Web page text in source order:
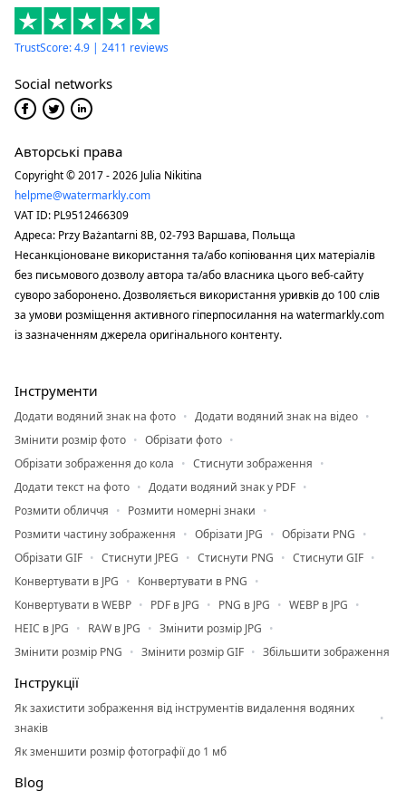
TrustScore: 4.9 | 2411 reviews
Social networks
Авторські права
Copyright © 2017 - 2026 Julia Nikitina
helpme@watermarkly.com
VAT ID: PL9512466309
Адреса: Przy Bażantarni 8B, 02-793 Варшава, Польща
Несанкціоноване використання та/або копіювання цих матеріалів
без письмового дозволу автора та/або власника цього веб-сайту
суворо заборонено. Дозволяється використання уривків до 100 слів
за умови розміщення активного гіперпосилання на watermarkly.com
із зазначенням джерела оригінального контенту.
Інструменти
Додати водяний знак на фото
Додати водяний знак на відео
Змінити розмір фото
Обрізати фото
Обрізати зображення до кола
Стиснути зображення
Додати текст на фото
Додати водяний знак у PDF
Розмити обличчя
Розмити номерні знаки
Розмити частину зображення
Обрізати JPG
Обрізати PNG
Обрізати GIF
Стиснути JPEG Стиснути PNG
Стиснути GIF
Конвертувати в JPG
Конвертувати в PNG
Конвертувати в WEBP
PDF в JPG PNG в JPG
WEBP в JPG
HEIC в JPG
RAW в JPG
Змінити розмір JPG
Змінити розмір PNG
Змінити розмір GIF Збільшити зображення
Інструкції
Як захистити зображення від інструментів видалення водяних
знаків
Як зменшити розмір фотографії до 1 мб
Blog